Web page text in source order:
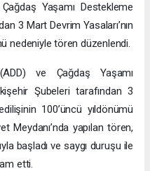
Yaşamı Destekleme
3 Mart Devrim Yasaları’nın
nedeniyle tören düzenlendi.
ve Çağdaş Yaşamı
Şubeleri tarafından 3
100’üncü yıldönümü
Meydanı’nda yapılan tören,
başladı ve saygı duruşu ile
etti.